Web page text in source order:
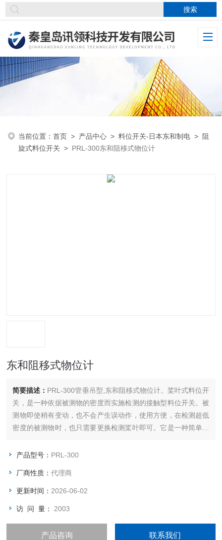
当前位置：首页 > 产品中心 >料位开关-日本东和制电 > 阻
旋式料位开关 > PRL-300东和阻移式物位计
东和阻移式物位计
简要描述： PRL-300管垂吊型,东和阻移式物位计。桨叶式料位开
关，是一种依据被测物的密度而实施检测的接触型料位开关。被
测物即使稍有变动，也不会产生误动作，使用方便，在检测超低
密度的被测物时，也只需要更换检测桨叶即可。它是一种简单的
动、抗冲击的能力很强，也可克服挂料的问题，是粉体在料位检
产品型号： PRL-300
厂商性质：代理商
更新时间： 2026-06-02
访 问 量： 2003
产品咨询 联系我们